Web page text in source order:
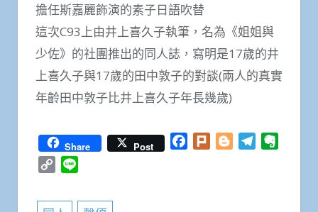
擔任斯嘉麗飾演的素子日語吹替
這次C93上由井上喜久子執筆，名為《姐姐與
少佐》的社團推出的同人誌，寫明是17歲的井
上喜久子與17歲的田中敦子的對談(兩人的真實
年齡田中敦子比井上喜久子年長幾歲)
Share Post Facebook
Plurk BloggerTelegram
Copy